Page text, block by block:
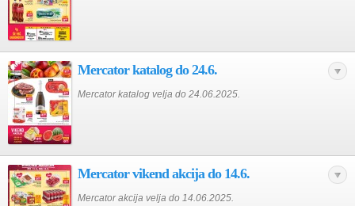
Mercator katalog do 24.6.
Mercator katalog velja do 24.06.2025.
Mercator vikend akcija do 14.6.
Mercator akcija velja do 14.06.2025.